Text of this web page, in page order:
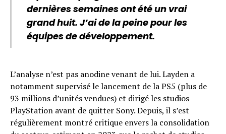
dernières semaines ont été un vrai
grand huit. J’ai de la peine pour les
équipes de développement.
L’analyse n’est pas anodine venant de lui. Layden a
notamment supervisé le lancement de la PS5 (plus de
93 millions d’unités vendues) et dirigé les studios
PlayStation avant de quitter Sony. Depuis, il s’est
régulièrement montré critique envers la consolidation